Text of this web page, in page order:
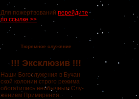
Для пожертвований перейдите
по ссылке >>
Тюремное служение
!!! Эксклюзив !!!
Наши Богослужения в Бучан-
ской колонии строго режима
обогатились необычным Слу-
жением Примирения.